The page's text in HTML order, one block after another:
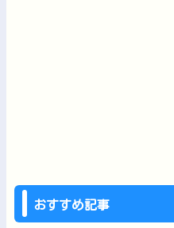
おすすめ記事